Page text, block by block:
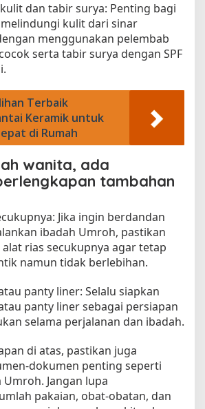
dan tabir surya: Penting bagi
kulit dari sinar
menggunakan pelembab
serta tabir surya dengan SPF
Terbaik
Keramik untuk
di Rumah
wanita, ada
tambahan
Jika ingin berdandan
ibadah Umroh, pastikan
rias secukupnya agar tetap
namun tidak berlebihan.
panty liner: Selalu siapkan
panty liner sebagai persiapan
selama perjalanan dan ibadah.
di atas, pastikan juga
dokumen penting seperti
Jangan lupa
pakaian, obat-obatan, dan